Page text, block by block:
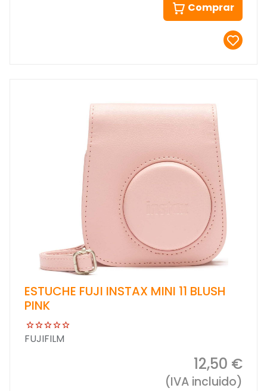
Comprar
ESTUCHE FUJI INSTAX MINI 11 BLUSH
PINK
FUJIFILM
12,50 €
(IVA incluido)